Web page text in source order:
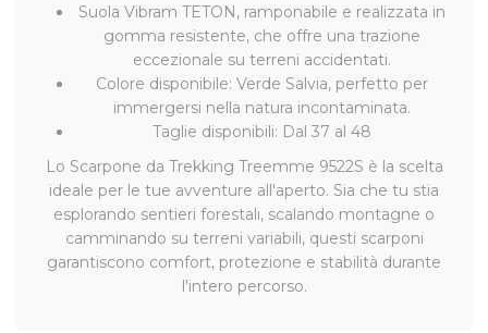
Suola Vibram TETON, ramponabile e realizzata in
gomma resistente, che offre una trazione
eccezionale su terreni accidentati.
Colore disponibile: Verde Salvia, perfetto per
immergersi nella natura incontaminata.
Taglie disponibili: Dal 37 al 48
Lo Scarpone da Trekking Treemme 9522S è la scelta
ideale per le tue avventure all'aperto. Sia che tu stia
esplorando sentieri forestali, scalando montagne o
camminando su terreni variabili, questi scarponi
garantiscono comfort, protezione e stabilità durante
l'intero percorso.